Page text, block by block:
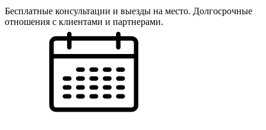
Бесплатные консультации и выезды на место. Долгосрочные
отношения с клиентами и партнерами.